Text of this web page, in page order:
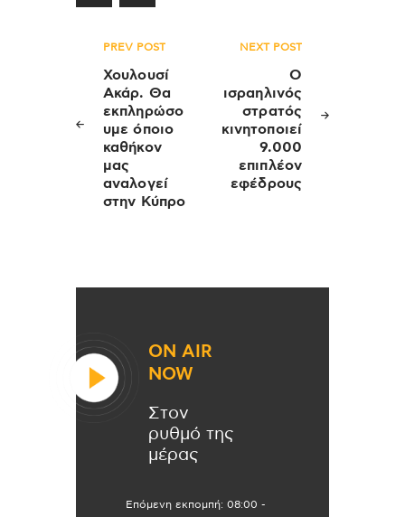
Πλοήγηση
άρθρων
PREV POST
Χουλουσί
Ακάρ. Θα
εκπληρώσο
υμε όποιο
καθήκον
μας
αναλογεί
στην Κύπρο
NEXT POST
Ο
ισραηλινός
στρατός
κινητοποιεί
9.000
επιπλέον
εφέδρους
ON AIR
NOW
Στον
ρυθμό της
μέρας
Επόμενη εκπομπή: 08:00 -